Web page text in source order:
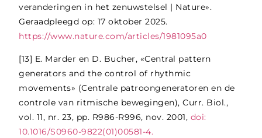
veranderingen in het zenuwstelsel | Nature».
Geraadpleegd op: 17 oktober 2025.
https://www.nature.com/articles/1981095a0
[13] E. Marder en D. Bucher, «Central pattern
generators and the control of rhythmic
movements» (Centrale patroongeneratoren en de
controle van ritmische bewegingen), Curr. Biol.,
vol. 11, nr. 23, pp. R986-R996, nov. 2001, doi:
10.1016/S0960-9822(01)00581-4.